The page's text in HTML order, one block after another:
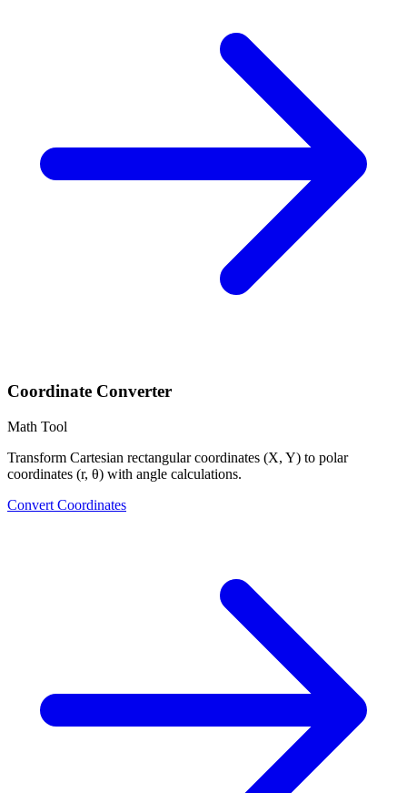
Coordinate Converter
Math Tool
Transform Cartesian rectangular coordinates (X, Y) to polar
coordinates (r, θ) with angle calculations.
Convert Coordinates